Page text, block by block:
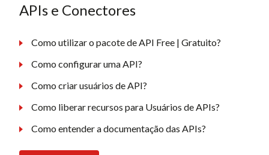
APIs e Conectores
Como utilizar o pacote de API Free | Gratuito?
Como configurar uma API?
Como criar usuários de API?
Como liberar recursos para Usuários de APIs?
Como entender a documentação das APIs?